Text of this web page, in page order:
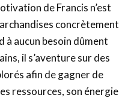
de Francis n’est
concrètement
à aucun besoin dûment
il s’aventure sur des
afin de gagner de
ressources, son énergie